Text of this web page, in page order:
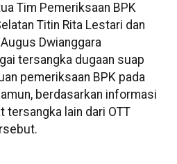
Tim Pemeriksaan BPK
Titin Rita Lestari dan
Dwianggara
tersangka dugaan suap
pemeriksaan BPK pada
berdasarkan informasi
tersangka lain dari OTT